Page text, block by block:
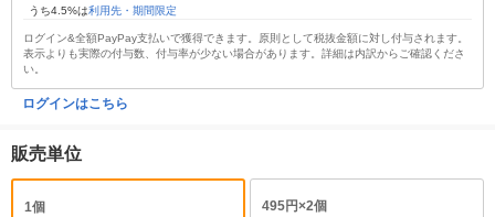
うち4.5%は利用先・期間限定
ログイン&全額PayPay支払いで獲得できます。原則として税抜金額に対し付与されます。
表示よりも実際の付与数、付与率が少ない場合があります。詳細は内訳からご確認くださ
い。
ログインはこちら
販売単位
1個
495円×2個